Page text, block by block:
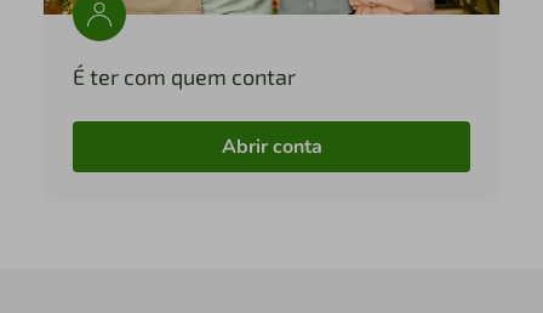
É ter com quem contar
Abrir conta